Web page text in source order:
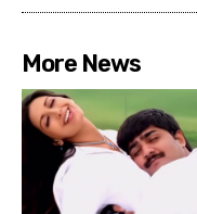
More News